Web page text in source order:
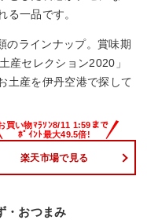
る一品です。
のラインナップ。賞味期
産セレクション2020」
土産を伊丹空港で探して
楽天市場で見る
・おつまみ